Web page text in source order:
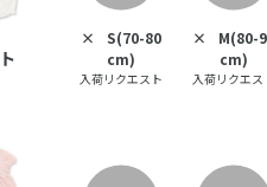
×
S(70-80
cm)
入荷リクエスト
×
M(80-
cm)
入荷リクエス